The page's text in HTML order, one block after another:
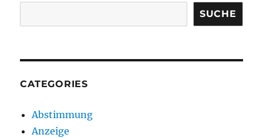
SUCHE
CATEGORIES
Abstimmung
Anzeige